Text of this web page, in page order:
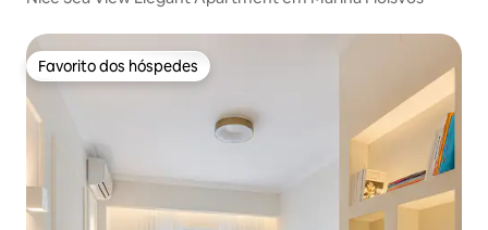
Favorito dos hóspedes
Favorito dos hóspedes